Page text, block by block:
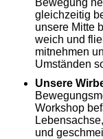
gleichzeitig
unsere Mitte
weich und
mitnehmen
Umständen
Unsere
Workshop
und